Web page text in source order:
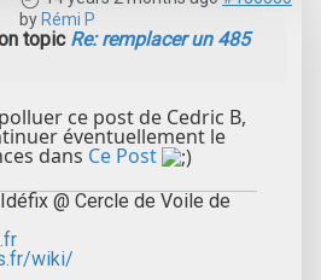
byRémi P
topic Re: remplacer un 485
ce post de Cedric B,
éventuellement le
dans Ce Post
@ Cercle de Voile de
wiki/